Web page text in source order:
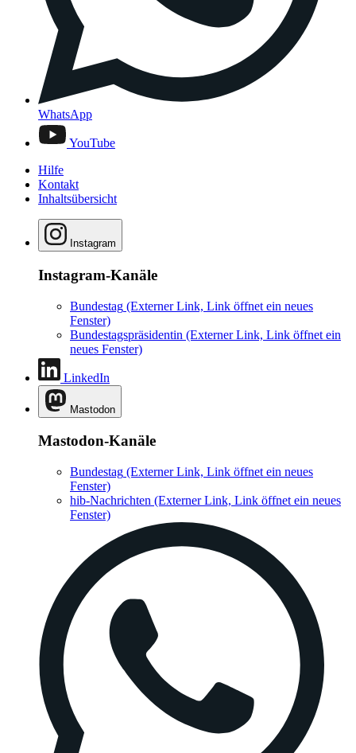
WhatsApp
YouTube
Hilfe
Kontakt
Inhaltsübersicht
Instagram
Instagram-Kanäle
Bundestag (Externer Link, Link öffnet ein neues
Fenster)
Bundestagspräsidentin (Externer Link, Link öffnet ein
neues Fenster)
LinkedIn
Mastodon
Mastodon-Kanäle
Bundestag (Externer Link, Link öffnet ein neues
Fenster)
hib-Nachrichten (Externer Link, Link öffnet ein neues
Fenster)